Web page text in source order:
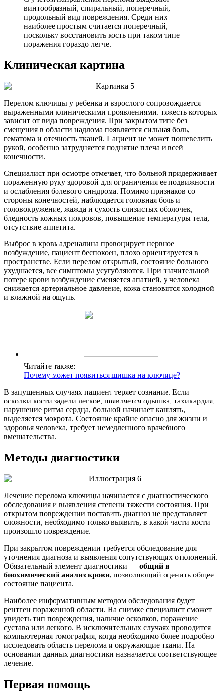
винтообразный, спиральный, поперечный,
продольный вид повреждения. Среди них
наиболее простым считается поперечный,
поскольку восстановить кость при таком типе
поражения гораздо легче.
Клиническая картина
Перелом ключицы у ребенка и взрослого сопровождается
выраженными клиническими проявлениями, тяжесть которых
зависит от вида повреждения. При закрытом типе без
смещения в области надлома появляется сильная боль,
гематома и отечность тканей. Пациент не может пошевелить
рукой, особенно затрудняется поднятие плеча и всей
конечности.
Специалист при осмотре отмечает, что больной придерживает
пораженную руку здоровой для ограничения ее подвижности
и ослабления болевого синдрома. Помимо признаков со
стороны конечностей, наблюдается головная боль и
головокружение, жажда и сухость слизистых оболочек,
бледность кожных покровов, повышение температуры тела,
отсутствие аппетита.
Выброс в кровь адреналина провоцирует нервное
возбуждение, пациент беспокоен, плохо ориентируется в
пространстве. Если перелом открытый, состояние больного
ухудшается, все симптомы усугубляются. При значительной
потере крови возбуждение сменяется апатией, у человека
снижается артериальное давление, кожа становится холодной
и влажной на ощупь.
Читайте также:
Почему может появиться шишка на ключице?
В запущенных случаях пациент теряет сознание. Если
осколки кости задели легкое, появляется одышка, тахикардия,
нарушение ритма сердца, больной начинает кашлять,
выделяется мокрота. Состояние крайне опасно для жизни и
здоровья человека, требует немедленного врачебного
вмешательства.
Методы диагностики
Лечение перелома ключицы начинается с диагностического
обследования и выявления степени тяжести состояния. При
открытом повреждении поставить диагноз не представляет
сложности, необходимо только выявить, в какой части кости
произошло повреждение.
При закрытом повреждении требуется обследование для
уточнения диагноза и выявления сопутствующих отклонений.
Обязательный элемент диагностики — общий и
биохимический анализ крови, позволяющий оценить общее
состояние пациента.
Наиболее информативным методом обследования будет
рентген пораженной области. На снимке специалист сможет
увидеть тип повреждения, наличие осколков, поражение
сустава или легкого. В исключительных случаях проводится
компьютерная томография, когда необходимо более подробно
исследовать область перелома и окружающие ткани. На
основании данных диагностики назначается соответствующее
лечение.
Первая помощь